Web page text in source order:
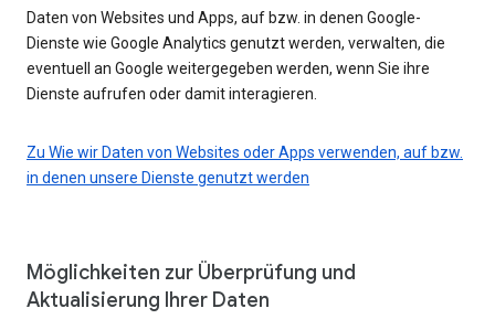
Daten von Websites und Apps, auf bzw. in denen Google-
Dienste wie Google Analytics genutzt werden, verwalten, die
eventuell an Google weitergegeben werden, wenn Sie ihre
Dienste aufrufen oder damit interagieren.
Zu Wie wir Daten von Websites oder Apps verwenden, auf bzw.
in denen unsere Dienste genutzt werden
Möglichkeiten zur Überprüfung und
Aktualisierung Ihrer Daten